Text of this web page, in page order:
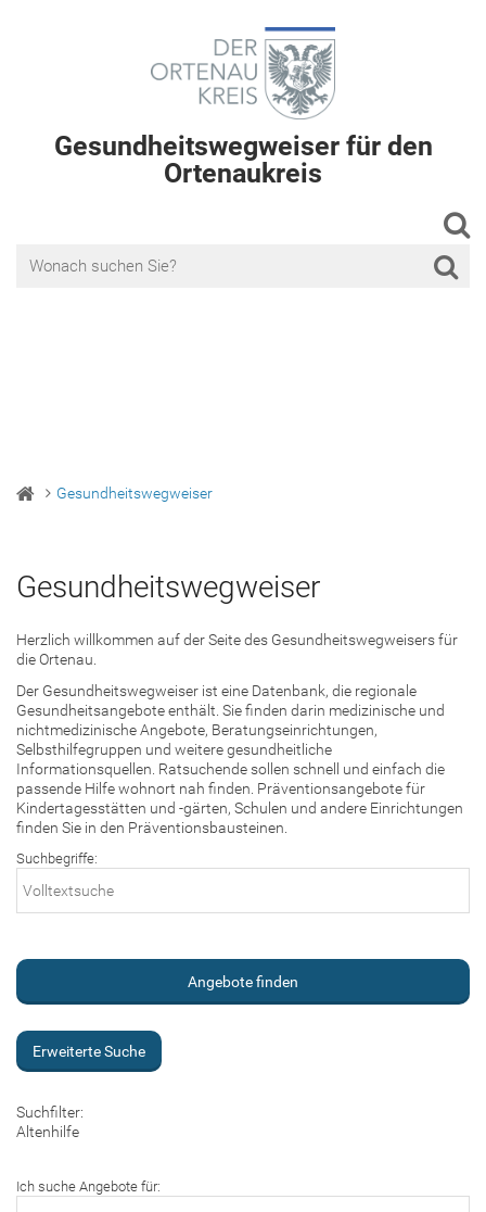
Gesundheitswegweiser für den
Ortenaukreis
Gesundheitswegweiser
Gesundheitswegweiser
Herzlich willkommen auf der Seite des Gesundheitswegweisers für
die Ortenau.
Der Gesundheitswegweiser ist eine Datenbank, die regionale
Gesundheitsangebote enthält. Sie finden darin medizinische und
nichtmedizinische Angebote, Beratungseinrichtungen,
Selbsthilfegruppen und weitere gesundheitliche
Informationsquellen. Ratsuchende sollen schnell und einfach die
passende Hilfe wohnort nah finden. Präventionsangebote für
Kindertagesstätten und -gärten, Schulen und andere Einrichtungen
finden Sie in den Präventionsbausteinen.
Suchbegriffe:
Erweiterte Suche
Suchfilter:
Altenhilfe
Ich suche Angebote für: